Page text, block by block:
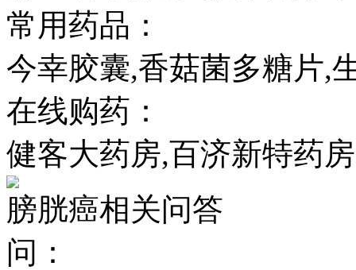
常用药品：
今幸胶囊,香菇菌多糖片,
在线购药：
健客大药房,百济新特药
膀胱癌相关问答
问：